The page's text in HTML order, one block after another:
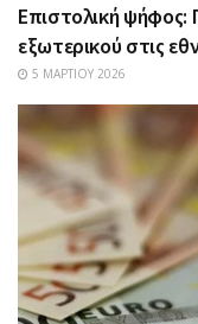
Επιστολική ψήφος:
εξωτερικού στις
5 ΜΑΡΤΊΟΥ 2026